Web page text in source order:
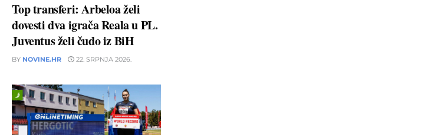
Top transferi: Arbeloa želi
dovesti dva igrača Reala u PL.
Juventus želi čudo iz BiH
BY NOVINE.HR 22. SRPNJA 2026.